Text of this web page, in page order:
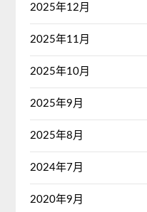
2025年12月
2025年11月
2025年10月
2025年9月
2025年8月
2024年7月
2020年9月